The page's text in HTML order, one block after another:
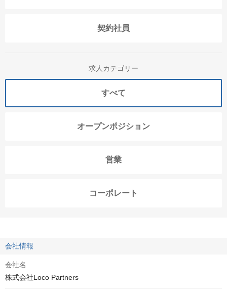
契約社員
求人カテゴリー
すべて
オープンポジション
営業
コーポレート
会社情報
会社名
株式会社Loco Partners